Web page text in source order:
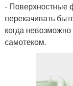
- Поверхностные
перекачивать
когда
самотеком.